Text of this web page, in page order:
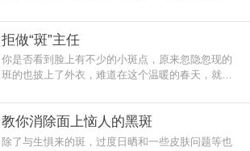
拒做“斑”主任
你是否看到脸上有不少的小斑点，原来忽隐忽现的
班的也披上了外衣，难道在这个温暖的春天，就这
教你消除面上恼人的黑斑
除了与生惧来的斑，过度日晒和一些皮肤问题等也